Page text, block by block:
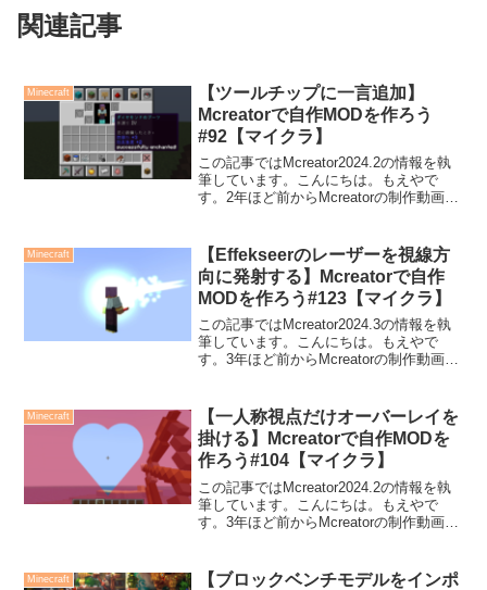
関連記事
Minecraft
【ツールチップに一言追加】
Mcreatorで自作MODを作ろう
#92【マイクラ】
この記事ではMcreator2024.2の情報を執
筆しています。こんにちは。もえやで
す。2年ほど前からMcreatorの制作動画を
て、ツールチップに一...
Minecraft
【Effekseerのレーザーを視線方
向に発射する】Mcreatorで自作
MODを作ろう#123【マイクラ】
この記事ではMcreator2024.3の情報を執
筆しています。こんにちは。もえやで
す。3年ほど前からMcreatorの制作動画を
ザーのエフェクトを、視...
Minecraft
【一人称視点だけオーバーレイを
掛ける】Mcreatorで自作MODを
作ろう#104【マイクラ】
この記事ではMcreator2024.2の情報を執
筆しています。こんにちは。もえやで
す。3年ほど前からMcreatorの制作動画を
視点の時だけオーバーレイを掛け...
Minecraft
【ブロックベンチモデルをインポ